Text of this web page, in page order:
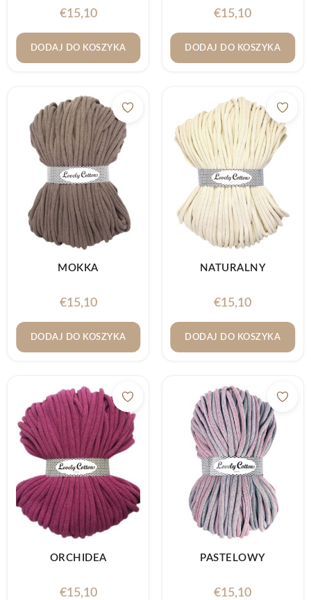
€15,10
DODAJ DO KOSZYKA
€15,10
DODAJ DO KOSZYKA
MOKKA
€15,10
DODAJ DO KOSZYKA
NATURALNY
€15,10
DODAJ DO KOSZYKA
ORCHIDEA
€15,10
PASTELOWY
€15,10